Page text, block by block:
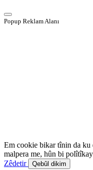
Popup Reklam Alanı
Em cookie bikar tînin da ku
malpera me, hûn bi
Zêdetir
Qebûl dikim